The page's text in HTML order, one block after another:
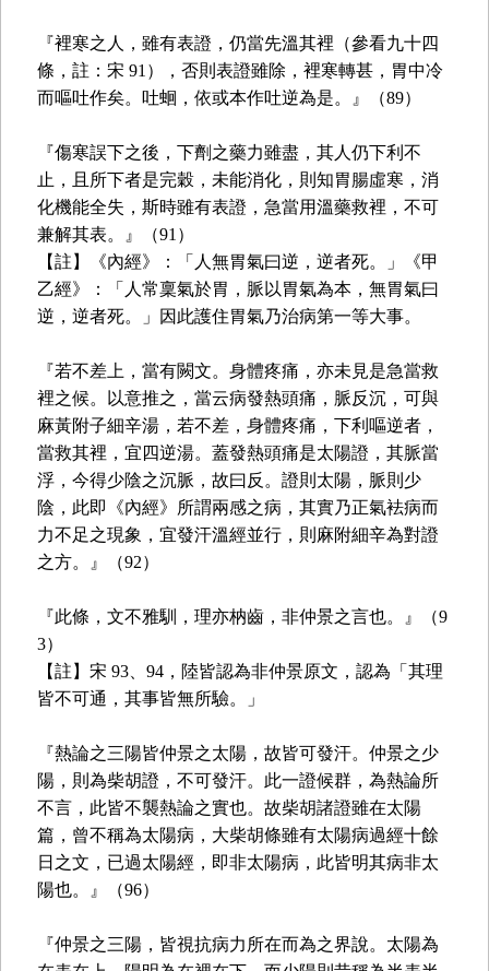
『裡寒之人，雖有表證，仍當先溫其裡（參看九十四
條，註：宋 91），否則表證雖除，裡寒轉甚，胃中冷
而嘔吐作矣。吐蛔，依或本作吐逆為是。』（89）
『傷寒誤下之後，下劑之藥力雖盡，其人仍下利不
止，且所下者是完穀，未能消化，則知胃腸虛寒，消
化機能全失，斯時雖有表證，急當用溫藥救裡，不可
兼解其表。』（91）
【註】《內經》：「人無胃氣曰逆，逆者死。」《甲
乙經》：「人常稟氣於胃，脈以胃氣為本，無胃氣曰
逆，逆者死。」因此護住胃氣乃治病第一等大事。
『若不差上，當有闕文。身體疼痛，亦未見是急當救
裡之候。以意推之，當云病發熱頭痛，脈反沉，可與
麻黃附子細辛湯，若不差，身體疼痛，下利嘔逆者，
當救其裡，宜四逆湯。蓋發熱頭痛是太陽證，其脈當
浮，今得少陰之沉脈，故曰反。證則太陽，脈則少
陰，此即《內經》所謂兩感之病，其實乃正氣袪病而
力不足之現象，宜發汗溫經並行，則麻附細辛為對證
之方。』（92）
『此條，文不雅馴，理亦枘齒，非仲景之言也。』（9
3）
【註】宋 93、94，陸皆認為非仲景原文，認為「其理
皆不可通，其事皆無所驗。」
『熱論之三陽皆仲景之太陽，故皆可發汗。仲景之少
陽，則為柴胡證，不可發汗。此一證候群，為熱論所
不言，此皆不襲熱論之實也。故柴胡諸證雖在太陽
篇，曾不稱為太陽病，大柴胡條雖有太陽病過經十餘
日之文，已過太陽經，即非太陽病，此皆明其病非太
陽也。』（96）
『仲景之三陽，皆視抗病力所在而為之界說。太陽為